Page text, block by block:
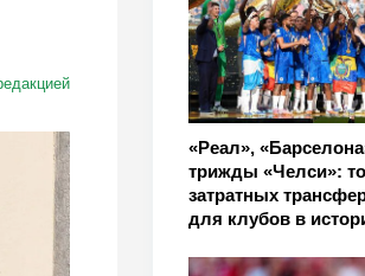
«Реал»,
трижды «Челси»:
затратных
для клубов в